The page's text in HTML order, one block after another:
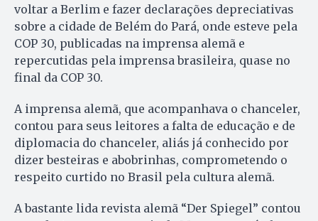
voltar a Berlim e fazer declarações depreciativas
sobre a cidade de Belém do Pará, onde esteve pela
COP 30, publicadas na imprensa alemã e
repercutidas pela imprensa brasileira, quase no
final da COP 30.
A imprensa alemã, que acompanhava o chanceler,
contou para seus leitores a falta de educação e de
diplomacia do chanceler, aliás já conhecido por
dizer besteiras e abobrinhas, comprometendo o
respeito curtido no Brasil pela cultura alemã.
A bastante lida revista alemã “Der Spiegel” contou